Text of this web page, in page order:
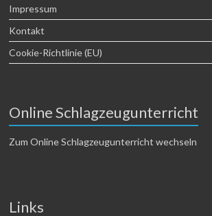
Impressum
Kontakt
Cookie-Richtlinie (EU)
Online Schlagzeugunterricht
Zum Online Schlagzeugunterricht wechseln
Links